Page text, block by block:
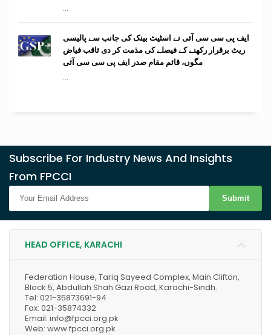
...
ایف پی سی سی آئی نے اسٹیٹ بینک کی جانب سے پالیسی
ریٹ برقرار رکھنے کے فیصلے کی مذمت کر دی ثاقب فیاض
مگوں، قائم مقام صدر ایف پی سی سی آئی
...
Subscribe For Industry News And Insights
From FPCCI
Submit
HEAD OFFICE, KARACHI
Federation House, Tariq Sayeed Complex, Main Clifton,
Block 5, Abdullah Shah Gazi Road, Karachi-Sindh.
Tel: 021-35873691-94
Fax: 021-35874332
Email: info@fpcci.org.pk
Web: www.fpcci.org.pk